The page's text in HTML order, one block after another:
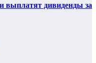
выплатят дивиденды за